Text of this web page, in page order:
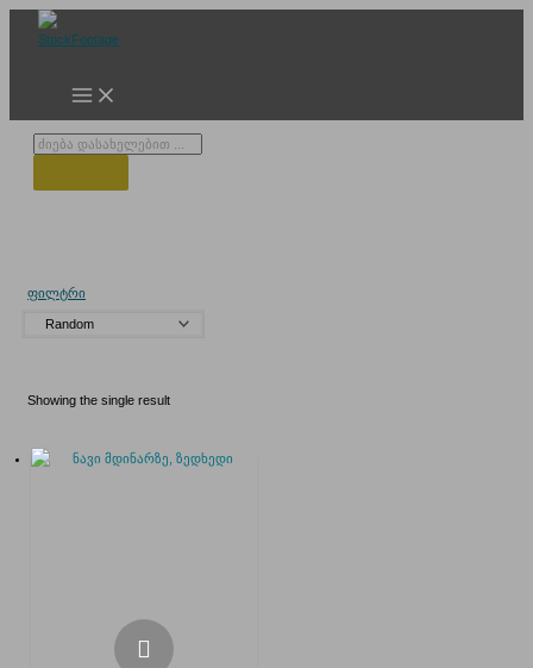
Products
ფილტრი
Showing the single result